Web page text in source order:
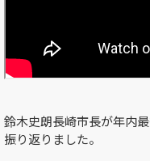
鈴木史朗長崎市長が年内
振り返りました。